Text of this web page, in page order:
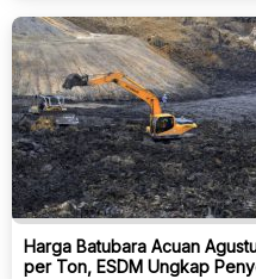
Harga Batubara Acuan
per Ton, ESDM Ungkap